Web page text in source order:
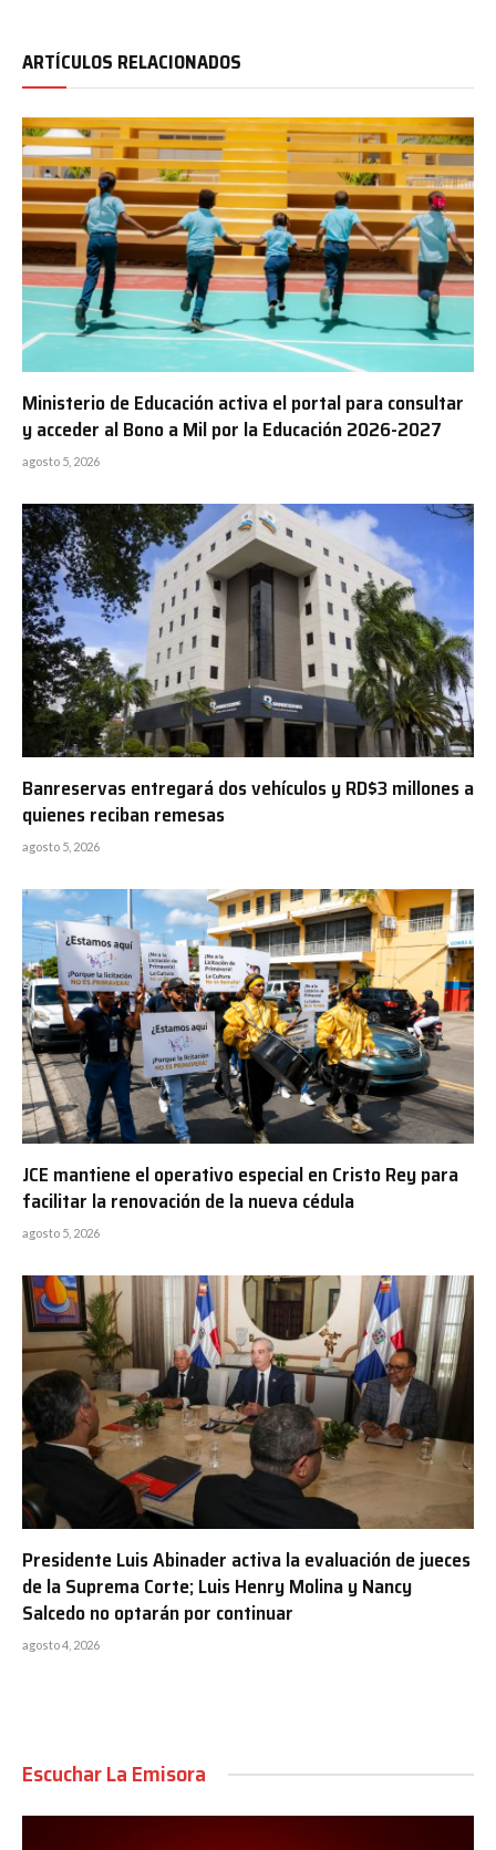
ARTÍCULOS RELACIONADOS
Ministerio de Educación activa el portal para consultar
y acceder al Bono a Mil por la Educación 2026-2027
agosto 5, 2026
Banreservas entregará dos vehículos y RD$3 millones a
quienes reciban remesas
agosto 5, 2026
JCE mantiene el operativo especial en Cristo Rey para
facilitar la renovación de la nueva cédula
agosto 5, 2026
Presidente Luis Abinader activa la evaluación de jueces
de la Suprema Corte; Luis Henry Molina y Nancy
Salcedo no optarán por continuar
agosto 4, 2026
Escuchar La Emisora